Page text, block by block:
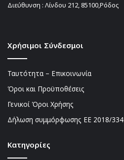
Διεύθυνση : Λίνδου 212, 85100,Ρόδος
Χρήσιμοι Σύνδεσμοι
Ταυτότητα – Επικοινωνία
Όροι και Προϋποθέσεις
Γενικοί Όροι Χρήσης
Δήλωση συμμόρφωσης ΕΕ 2018/334
Kατηγορίες